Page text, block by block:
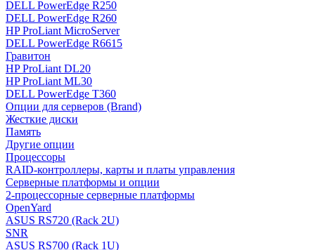
DELL PowerEdge R250
DELL PowerEdge R260
HP ProLiant MicroServer
DELL PowerEdge R6615
Гравитон
HP ProLiant DL20
HP ProLiant ML30
DELL PowerEdge T360
Опции для серверов (Brand)
Жесткие диски
Память
Другие опции
Процессоры
RAID-контроллеры, карты и платы управления
Серверные платформы и опции
2-процессорные серверные платформы
OpenYard
ASUS RS720 (Rack 2U)
SNR
ASUS RS700 (Rack 1U)